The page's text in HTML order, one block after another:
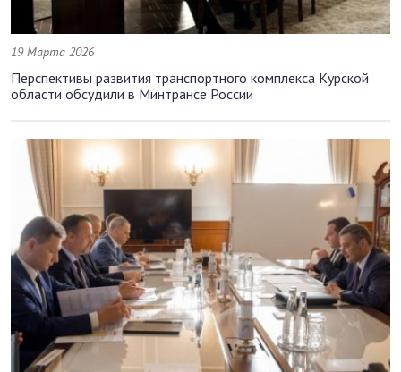
19 Марта 2026
Перспективы развития транспортного комплекса Курской
области обсудили в Минтрансе России